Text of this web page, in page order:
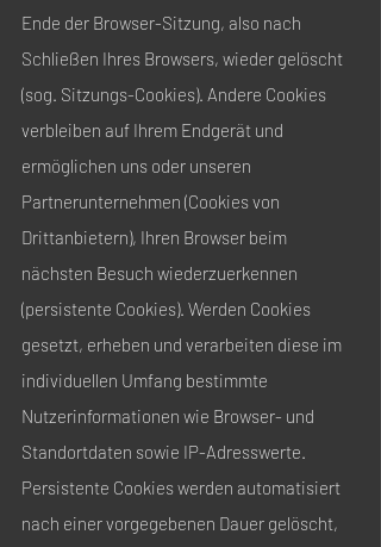
Ende der Browser-Sitzung, also nach
Schließen Ihres Browsers, wieder gelöscht
(sog. Sitzungs-Cookies). Andere Cookies
verbleiben auf Ihrem Endgerät und
ermöglichen uns oder unseren
Partnerunternehmen (Cookies von
Drittanbietern), Ihren Browser beim
nächsten Besuch wiederzuerkennen
(persistente Cookies). Werden Cookies
gesetzt, erheben und verarbeiten diese im
individuellen Umfang bestimmte
Nutzerinformationen wie Browser- und
Standortdaten sowie IP-Adresswerte.
Persistente Cookies werden automatisiert
nach einer vorgegebenen Dauer gelöscht,